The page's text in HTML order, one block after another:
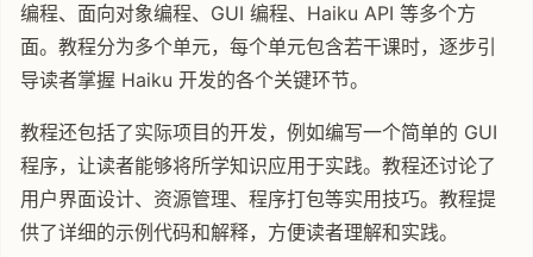
编程、面向对象编程、GUI 编程、Haiku API 等多个方
面。教程分为多个单元，每个单元包含若干课时，逐步引
导读者掌握 Haiku 开发的各个关键环节。
教程还包括了实际项目的开发，例如编写一个简单的 GUI
程序，让读者能够将所学知识应用于实践。教程还讨论了
用户界面设计、资源管理、程序打包等实用技巧。教程提
供了详细的示例代码和解释，方便读者理解和实践。